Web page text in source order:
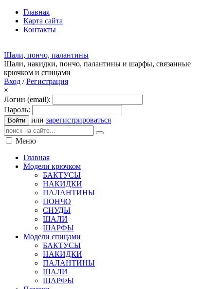
Главная
Карта сайта
Контакты
Шали, пончо, палантины
Шали, накидки, пончо, палантины и шарфы, связанные
крючком и спицами
Вход /Регистрация
×
Логин (email):
Пароль:
Войти или зарегистрироваться
Меню
Главная
Модели крючком
БАКТУСЫ
НАКИДКИ
ПАЛАНТИНЫ
ПОНЧО
СНУДЫ
ШАЛИ
ШАРФЫ
Модели спицами
БАКТУСЫ
НАКИДКИ
ПАЛАНТИНЫ
ШАЛИ
ШАРФЫ